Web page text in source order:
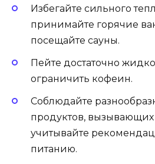
Избегайте сильного
принимайте горячие
посещайте сауны.
Пейте достаточно
ограничить кофеин.
Соблюдайте
продуктов,
учитывайте
питанию.